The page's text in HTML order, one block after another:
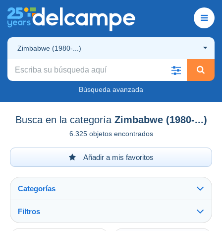
Zimbabwe (1980-...)
Búsqueda avanzada
Busca en la categoría Zimbabwe (1980-...)
6.325 objetos encontrados
Añadir a mis favoritos
Categorías
Filtros